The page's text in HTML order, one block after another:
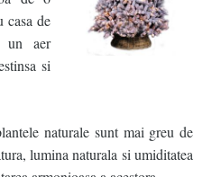
casa de
un aer
si
naturale sunt mai greu de
lumina naturala si umiditatea